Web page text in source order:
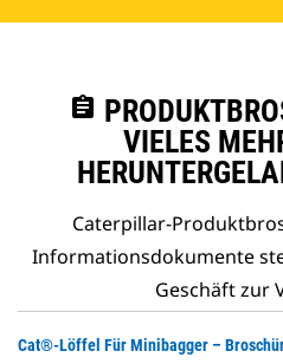
assignment
VIELES
Caterpillar-
Informationsdokumente
Geschäft zur
Cat®-Löffel Für Minibagger –